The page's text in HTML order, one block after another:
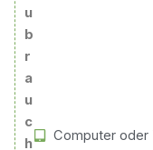
u
b
r
a
u
c
h
Computer oder